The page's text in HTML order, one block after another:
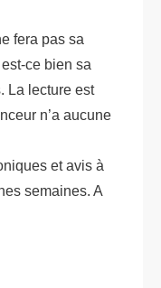
fera pas sa
ce bien sa
La lecture est
n’a aucune
et avis à
semaines. A